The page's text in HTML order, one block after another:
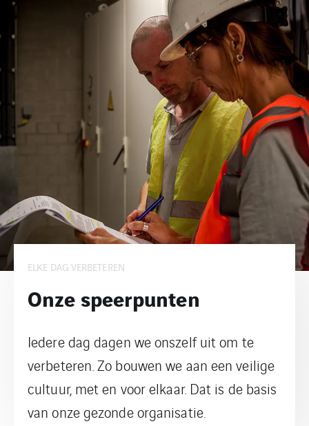
ELKE DAG VERBETEREN
Onze speerpunten
Iedere dag dagen we onszelf uit om te
verbeteren. Zo bouwen we aan een veilige
cultuur, met en voor elkaar. Dat is de basis
van onze gezonde organisatie.